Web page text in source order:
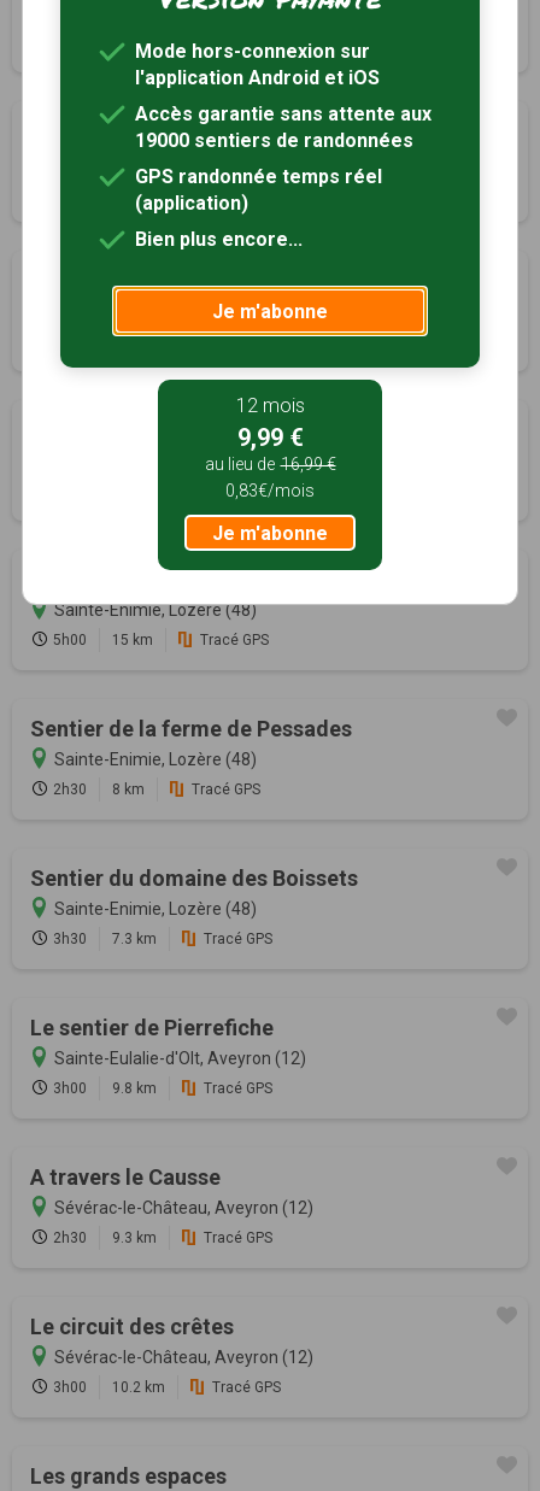
Saint-Pierre-de-Nogaret, Lozère (48)
17.2 km
Sentier des Arcs
3 km Tracé GPS
La Baousse del Biel
Saint-Pierre-des-Tripiers, Lozère (48)
7 km Tracé GPS
Saint-Saturnin-de-Lenne, Aveyron (12)
Tracé GPS
Sainte-Enimie, Lozère (48)
5h00 15 km Tracé GPS
Sentier de la ferme de Pessades
Sainte-Enimie, Lozère (48)
2h30 8 km Tracé GPS
Sentier du domaine des Boissets
Sainte-Enimie, Lozère (48)
3h30 7.3 km Tracé GPS
Le sentier de Pierrefiche
Sainte-Eulalie-d'Olt, Aveyron (12)
3h00 9.8 km Tracé GPS
A travers le Causse
Sévérac-le-Château, Aveyron (12)
2h30 9.3 km Tracé GPS
Le circuit des crêtes
Sévérac-le-Château, Aveyron (12)
3h00 10.2 km Tracé GPS
Les grands espaces
Mode hors-connexion sur
l'application Android et iOS
Accès garantie sans attente aux
19000 sentiers de randonnées
GPS randonnée temps réel
(application)
Bien plus encore...
Je m'abonne
12 mois
9,99 €
au lieu de 16,99 €
0,83€/mois
Je m'abonne